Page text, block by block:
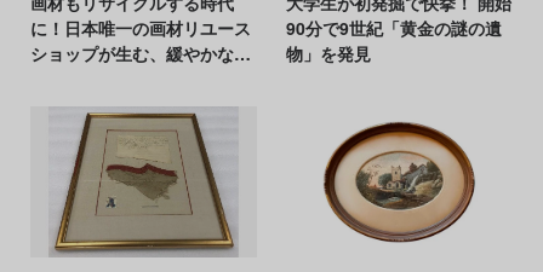
に！日本唯一の画材リユース
ショップが生む、緩やかな循
90分で9世紀「黄金の謎の遺
物」を発見